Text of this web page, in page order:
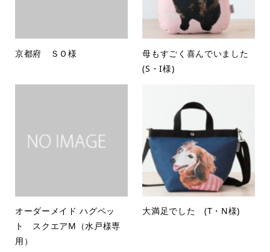
京都府 ＳＯ様
母もすごく喜んでいました
(S・I様)
オーダーメイド ハグペッ
ト スクエアM（水戸様専
用）
大満足でした (T・N様)